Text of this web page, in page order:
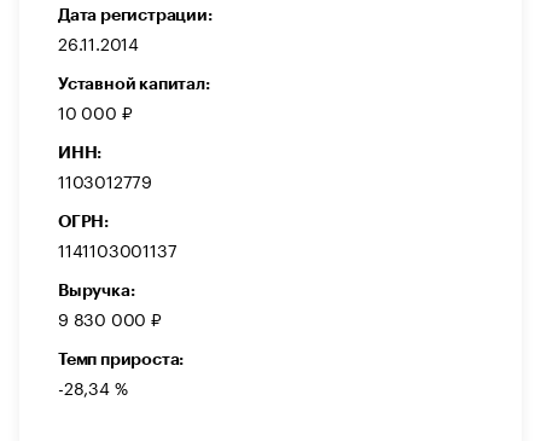
Дата регистрации:
26.11.2014
Уставной капитал:
10 000 ₽
ИНН:
1103012779
ОГРН:
1141103001137
Выручка:
9 830 000 ₽
Темп прироста:
-28,34 %